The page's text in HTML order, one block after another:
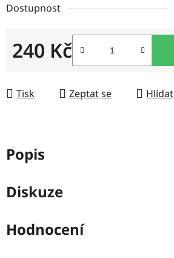
Dostupnost
240 Kč
Tisk Zeptat se Hlídat
Popis
Diskuze
Hodnocení